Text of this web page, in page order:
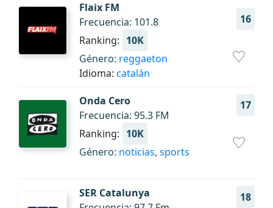
Flaix FM
16
Frecuencia: 101.8
Ranking: 10K
Género: reggaeton
Idioma: catalán
Onda Cero 17
Frecuencia: 95.3 FM
Ranking: 10K
Género: noticias, sports
SER Catalunya 18